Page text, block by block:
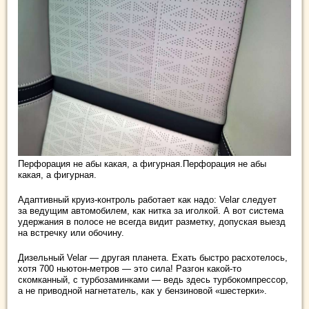
Перфорация не абы какая, а фигурная.Перфорация не абы
какая, а фигурная.
Адаптивный круиз-контроль работает как надо: Velar следует
за ведущим автомобилем, как нитка за иголкой. А вот система
удержания в полосе не всегда видит разметку, допуская выезд
на встречку или обочину.
Дизельный Velar — другая планета. Ехать быстро расхотелось,
хотя 700 ньютон-метров — это сила! Разгон какой-то
скомканный, с турбозаминками — ведь здесь турбокомпрессор,
а не приводной нагнетатель, как у бензиновой «шестерки».